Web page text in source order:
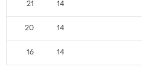
14
21
14
20
14
16